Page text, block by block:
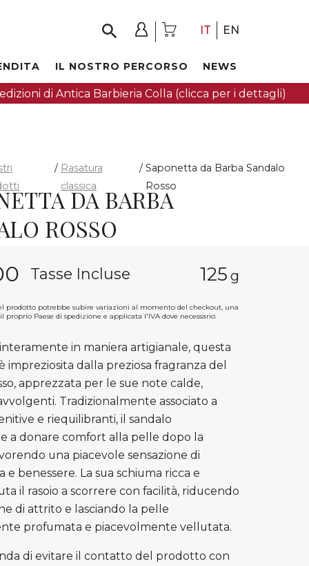
IT EN
IL NOSTRO PERCORSO NEWS
di Antica Barbieria Colla (clicca per i dettagli)
/ Rasatura
classica
/Saponetta da Barba Sandalo
Rosso
DA BARBA
ROSSO
125 g
Tasse Incluse
prodotto potrebbe subire variazioni al momento del checkout, una
proprio Paese di spedizione e applicata l'IVA dove necessario.
in maniera artigianale, questa
impreziosita dalla preziosa fragranza del
apprezzata per le sue note calde,
Tradizionalmente associato a
e riequilibranti, il sandalo
a donare comfort alla pelle dopo la
una piacevole sensazione di
e benessere. La sua schiuma ricca e
il rasoio a scorrere con facilità, riducendo
di attrito e lasciando la pelle
profumata e piacevolmente vellutata.
di evitare il contatto del prodotto con